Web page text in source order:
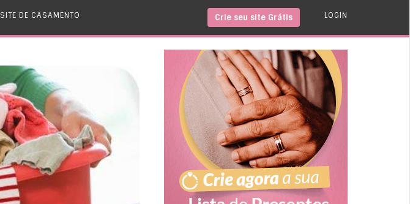
SITE DE CASAMENTO LOGIN
Crie seu site Grátis